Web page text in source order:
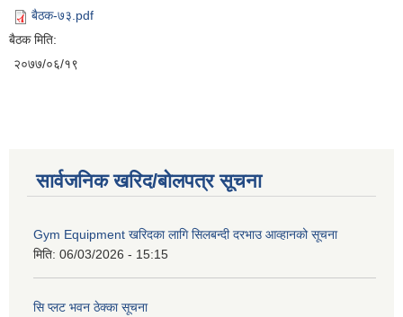
बैठक-७३.pdf
बैठक मिति:
२०७७/०६/१९
सार्वजनिक खरिद/बोलपत्र सूचना
Gym Equipment खरिदका लागि सिलबन्दी दरभाउ आव्हानको सूचना
मिति: 06/03/2026 - 15:15
सि प्लट भवन ठेक्का सूचना